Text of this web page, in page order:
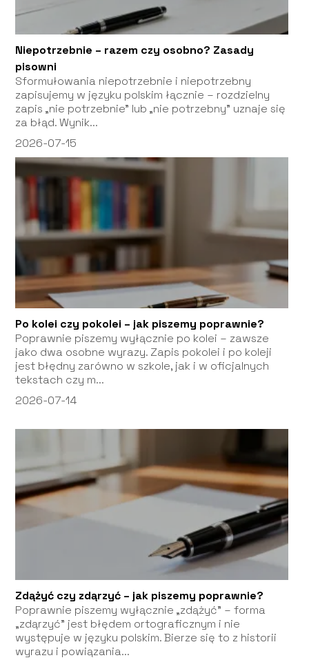
Niepotrzebnie – razem czy osobno? Zasady
pisowni
Sformułowania niepotrzebnie i niepotrzebny
zapisujemy w języku polskim łącznie – rozdzielny
zapis „nie potrzebnie” lub „nie potrzebny” uznaje się
za błąd. Wynik...
2026-07-15
Po kolei czy pokolei – jak piszemy poprawnie?
Poprawnie piszemy wyłącznie po kolei – zawsze
jako dwa osobne wyrazy. Zapis pokolei i po koleji
jest błędny zarówno w szkole, jak i w oficjalnych
tekstach czy m...
2026-07-14
Zdążyć czy zdąrzyć – jak piszemy poprawnie?
Poprawnie piszemy wyłącznie „zdążyć” – forma
„zdąrzyć” jest błędem ortograficznym i nie
występuje w języku polskim. Bierze się to z historii
wyrazu i powiązania...